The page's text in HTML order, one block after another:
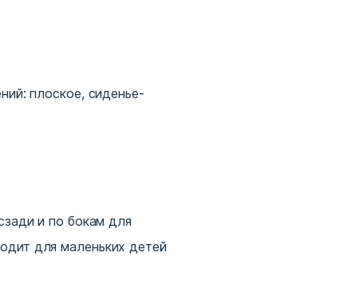
плоское, сиденье-
и по бокам для
для маленьких детей